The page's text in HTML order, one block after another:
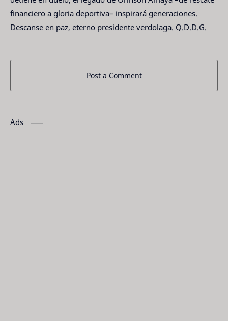
financiero a gloria deportiva– inspirará generaciones.
Descanse en paz, eterno presidente verdolaga. Q.D.D.G.
Post a Comment
Ads